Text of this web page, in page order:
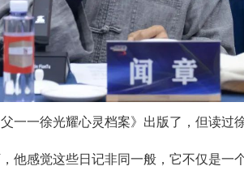
一徐光耀心灵档案》出版了，但读过
他感觉这些日记非同一般，它不仅是一